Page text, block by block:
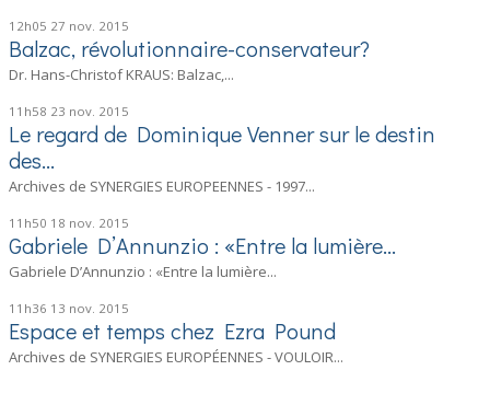
12h05 27 nov. 2015
Balzac, révolutionnaire-conservateur?
Dr. Hans-Christof KRAUS: Balzac,...
11h58 23 nov. 2015
Le regard de Dominique Venner sur le destin
des...
Archives de SYNERGIES EUROPEENNES - 1997...
11h50 18 nov. 2015
Gabriele D’Annunzio : «Entre la lumière...
Gabriele D’Annunzio : «Entre la lumière...
11h36 13 nov. 2015
Espace et temps chez Ezra Pound
Archives de SYNERGIES EUROPÉENNES - VOULOIR...